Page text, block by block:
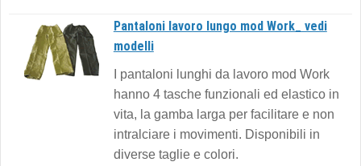
Pantaloni lavoro lungo mod Work_ vedi
modelli
I pantaloni lunghi da lavoro mod Work
hanno 4 tasche funzionali ed elastico in
vita, la gamba larga per facilitare e non
intralciare i movimenti. Disponibili in
diverse taglie e colori.